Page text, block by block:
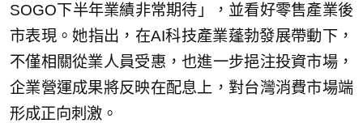
SOGO下半年業績非常期待」，並看好零售產業後
市表現。她指出，在AI科技產業蓬勃發展帶動下，
不僅相關從業人員受惠，也進一步挹注投資市場，
企業營運成果將反映在配息上，對台灣消費市場端
形成正向刺激。